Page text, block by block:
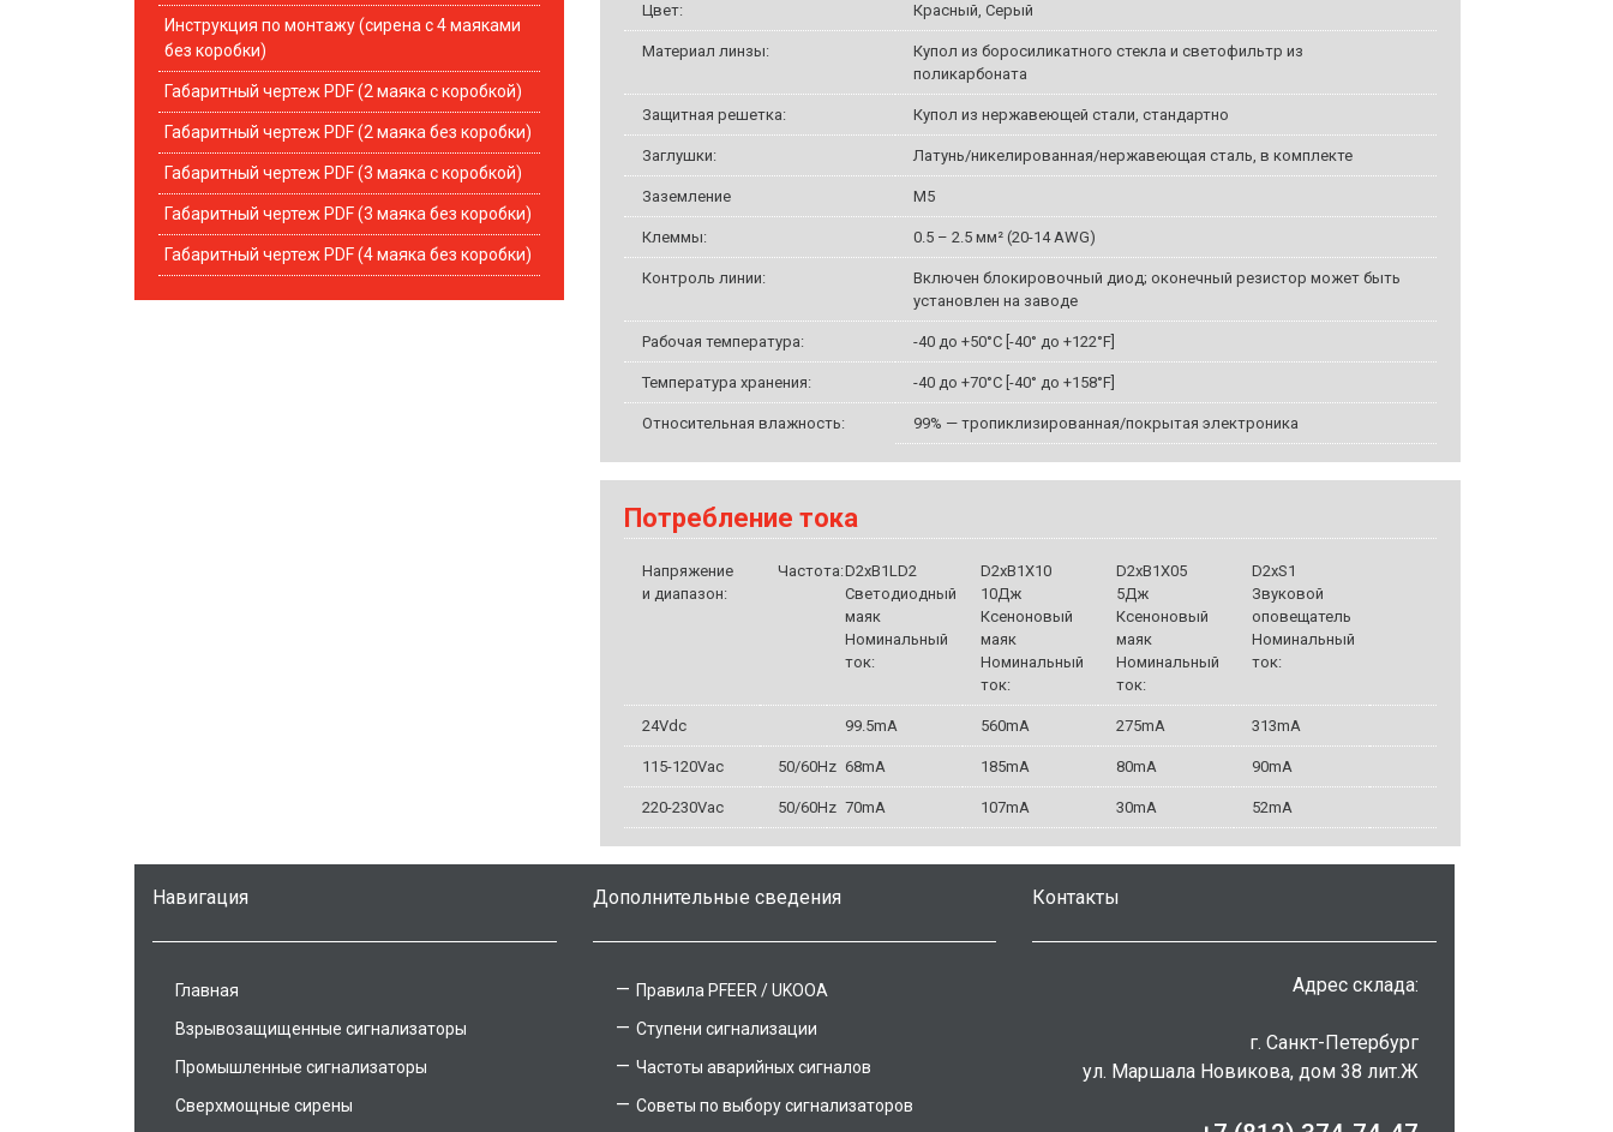
Инструкция по монтажу (сирена с 4 маяками
без коробки)
Габаритный чертеж PDF (2 маяка с коробкой)
Габаритный чертеж PDF (2 маяка без коробки)
Габаритный чертеж PDF (3 маяка с коробкой)
Габаритный чертеж PDF (3 маяка без коробки)
Габаритный чертеж PDF (4 маяка без коробки)
Цвет: Красный, Серый
Материал линзы:
Купол из боросиликатного стекла и светофильтр из
поликарбоната
Защитная решетка: Купол из нержавеющей стали, стандартно
Заглушки: Латунь/никелированная/нержавеющая сталь, в комплекте
Заземление M5
Клеммы: 0.5 – 2.5 мм² (20-14 AWG)
Контроль линии:
Включен блокировочный диод; оконечный резистор может быть
установлен на заводе
Рабочая температура: -40 до +50°C [-40° до +122°F]
Температура хранения: -40 до +70°C [-40° до +158°F]
Относительная влажность: 99% — тропиклизированная/покрытая электроника
Потребление тока
Напряжение
и диапазон:
Частота:D2xB1LD2
Светодиодный
маяк
Номинальный
ток:
D2xB1X10
10Дж
Ксеноновый
маяк
Номинальный
ток:
D2xB1X05
5Дж
Ксеноновый
маяк
Номинальный
ток:
D2xS1
Звуковой
оповещатель
Номинальный
ток:
24Vdc 99.5mA 560mA 275mA 313mA
115-120Vac 50/60Hz 68mA 185mA 80mA 90mA
220-230Vac 50/60Hz 70mA 107mA 30mA 52mA
Навигация
Главная
Взрывозащищенные сигнализаторы
Промышленные сигнализаторы
Сверхмощные сирены
Дополнительные сведения
Правила PFEER / UKOOA
Ступени сигнализации
Частоты аварийных сигналов
Советы по выбору сигнализаторов
Контакты
Адрес склада:
г. Санкт-Петербург
ул. Маршала Новикова, дом 38 лит.Ж